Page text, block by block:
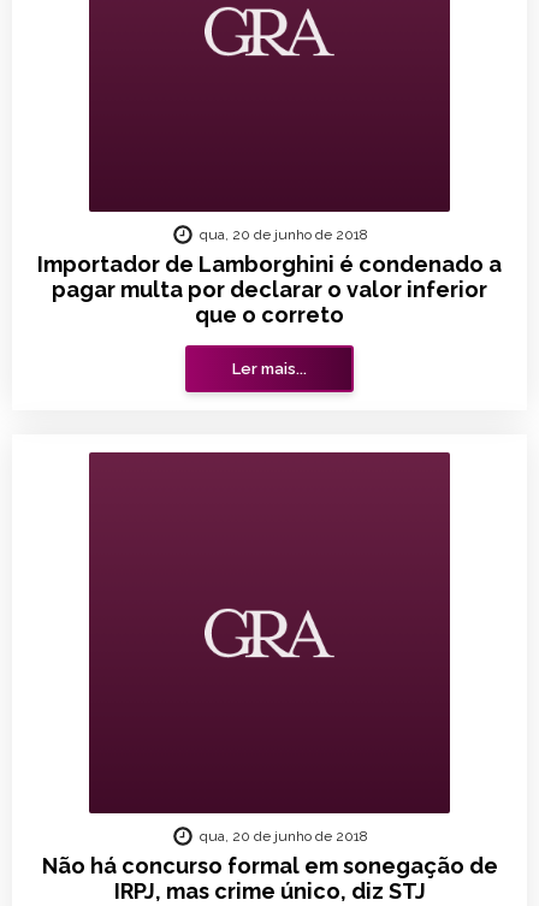
Importador de Lamborghini é condenado a
pagar multa por declarar o valor inferior
que o correto
qua, 20 de junho de 2018
Ler mais...
Não há concurso formal em sonegação de
IRPJ, mas crime único, diz STJ
qua, 20 de junho de 2018